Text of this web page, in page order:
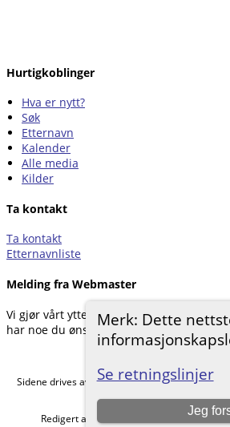
Merk: Dette
Se retningslinjer
Jeg
Hurtigkoblinger
Hva er nytt?
Søk
Etternavn
Kalender
Alle media
Kilder
Ta kontakt
Ta kontakt
Etternavnliste
Melding fra Webmaster
Vi gjør vårt ytterste for å dokumentere
har noe du ønsker å legge til, kan du
Sidene drives av The Next Generation of
Redigert av
Agnar Merkesnes